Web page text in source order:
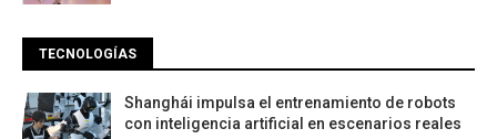
TECNOLOGÍAS
Shanghái impulsa el entrenamiento de robots
con inteligencia artificial en escenarios reales